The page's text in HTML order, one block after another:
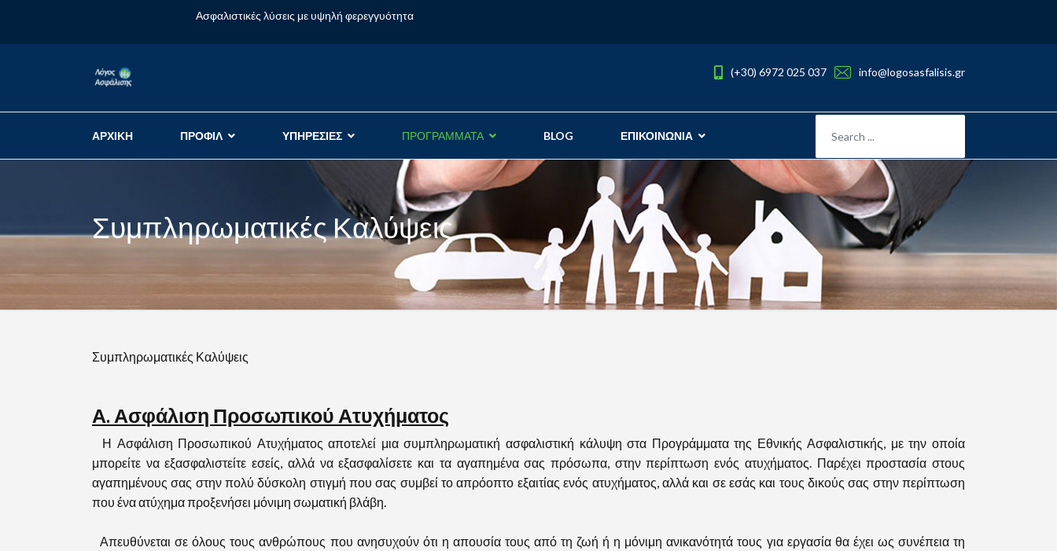
Ασφαλιστικές λύσεις με υψηλή φερεγγυότητα
(+30) 6972 025 037 info@logosasfalisis.gr
ΑΡΧΙΚΗ ΠΡΟΦΙΛ ΥΠΗΡΕΣΙΕΣ ΠΡΟΓΡΑΜΜΑΤΑ BLOG ΕΠΙΚΟΙΝΩΝΙΑ
Συμπληρωματικές Καλύψεις
Συμπληρωματικές Καλύψεις
Α. Ασφάλιση Προσωπικού Ατυχήματος
Η Ασφάλιση Προσωπικού Ατυχήματος αποτελεί μια συμπληρωματική ασφαλιστική κάλυψη στα Προγράμματα της Εθνικής Ασφαλιστικής, με την οποία
μπορείτε να εξασφαλιστείτε εσείς, αλλά να εξασφαλίσετε και τα αγαπημένα σας πρόσωπα, στην περίπτωση ενός ατυχήματος. Παρέχει προστασία στους
αγαπημένους σας στην πολύ δύσκολη στιγμή που σας συμβεί το απρόοπτο εξαιτίας ενός ατυχήματος, αλλά και σε εσάς και τους δικούς σας στην περίπτωση
που ένα ατύχημα προξενήσει μόνιμη σωματική βλάβη.
Απευθύνεται σε όλους τους ανθρώπους που ανησυχούν ότι η απουσία τους από τη ζωή ή η μόνιμη ανικανότητά τους για εργασία θα έχει ως συνέπεια τη